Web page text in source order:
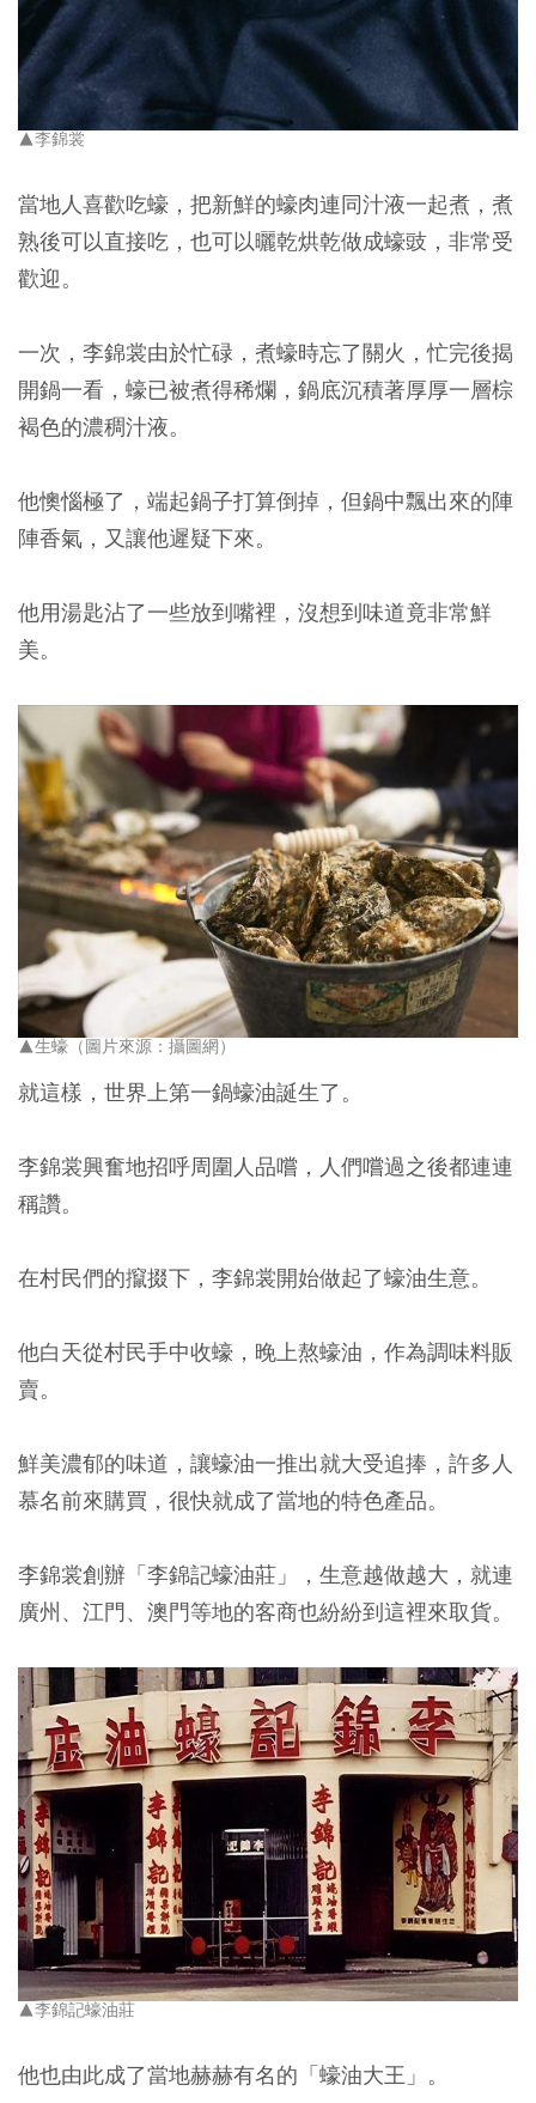
▲李錦裳
當地人喜歡吃蠔，把新鮮的蠔肉連同汁液一起煮，煮
熟後可以直接吃，也可以曬乾烘乾做成蠔豉，非常受
歡迎。
一次，李錦裳由於忙碌，煮蠔時忘了關火，忙完後揭
開鍋一看，蠔已被煮得稀爛，鍋底沉積著厚厚一層棕
褐色的濃稠汁液。
他懊惱極了，端起鍋子打算倒掉，但鍋中飄出來的陣
陣香氣，又讓他遲疑下來。
他用湯匙沾了一些放到嘴裡，沒想到味道竟非常鮮
美。
▲生蠔（圖片來源：攝圖網）
就這樣，世界上第一鍋蠔油誕生了。
李錦裳興奮地招呼周圍人品嚐，人們嚐過之後都連連
稱讚。
在村民們的攛掇下，李錦裳開始做起了蠔油生意。
他白天從村民手中收蠔，晚上熬蠔油，作為調味料販
賣。
鮮美濃郁的味道，讓蠔油一推出就大受追捧，許多人
慕名前來購買，很快就成了當地的特色產品。
李錦裳創辦「李錦記蠔油莊」，生意越做越大，就連
廣州、江門、澳門等地的客商也紛紛到這裡來取貨。
▲李錦記蠔油莊
他也由此成了當地赫赫有名的「蠔油大王」。